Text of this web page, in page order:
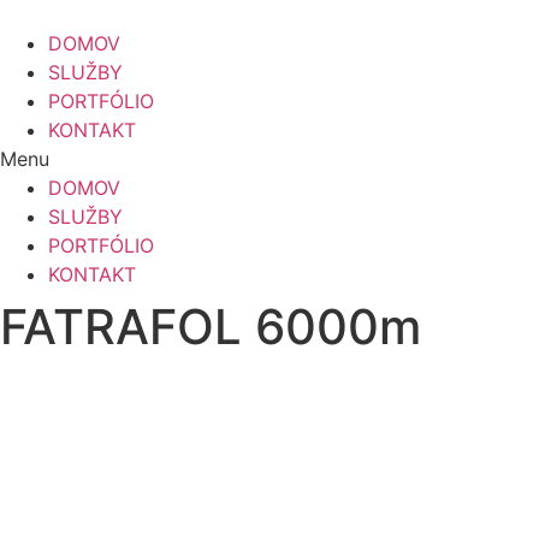
obsah
DOMOV
SLUŽBY
PORTFÓLIO
KONTAKT
Menu
DOMOV
SLUŽBY
PORTFÓLIO
KONTAKT
FATRAFOL 6000m